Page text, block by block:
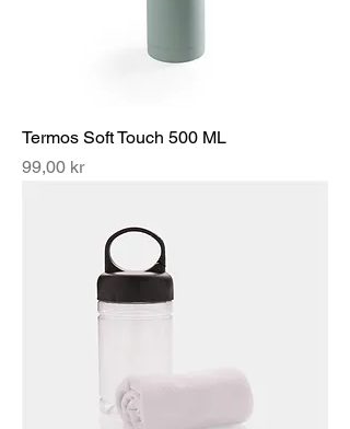
Termos Soft Touch 500 ML
Pris
99,00 kr